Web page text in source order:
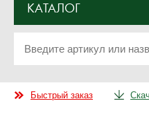
КАТАЛОГ
Быстрый заказ